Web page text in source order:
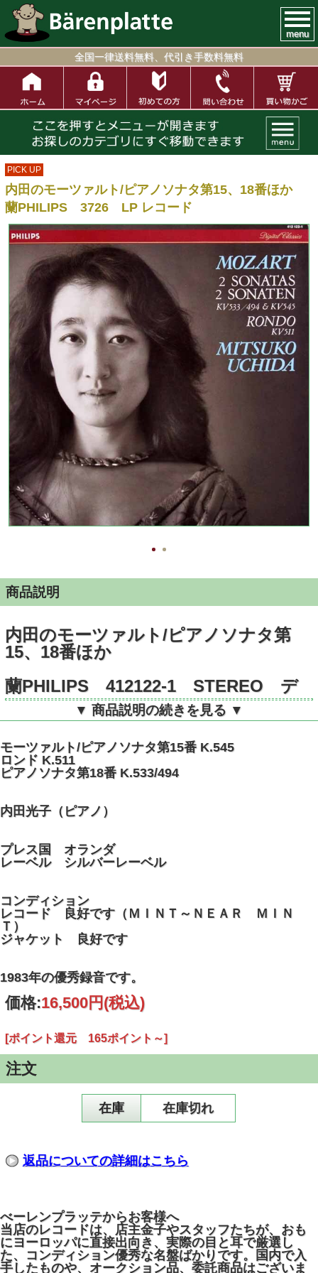
menu
全国一律送料無料、代引き手数料無料
PICK UP
内田のモーツァルト/ピアノソナタ第15、18番ほか
蘭PHILIPS 3726 LP レコード
商品説明
内田のモーツァルト/ピアノソナタ第
15、18番ほか
蘭PHILIPS 412122-1 STEREO デ
ジタル
▼ 商品説明の続きを見る ▼
モーツァルト/ピアノソナタ第15番 K.545
ロンド K.511
ピアノソナタ第18番 K.533/494
内田光子（ピアノ）
プレス国 オランダ
レーベル シルバーレーベル
コンディション
レコード 良好です（ＭＩＮＴ～ＮＥＡＲ ＭＩＮ
Ｔ）
ジャケット 良好です
1983年の優秀録音です。
価格:16,500円 (税込)
[ポイント還元 165ポイント～]
注文
在庫 在庫切れ
返品についての詳細はこちら
べーレンプラッテからお客様へ
当店のレコードは、店主金子やスタッフたちが、おも
にヨーロッパに直接出向き、実際の目と耳で厳選し
た、コンディション優秀な名盤ばかりです。国内で入
手したものや、オークション品、委託商品はございま